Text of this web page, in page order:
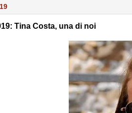
Tina Costa, una di noi